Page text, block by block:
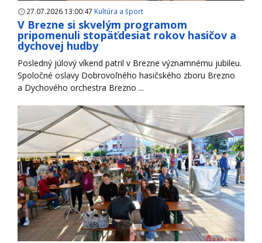
27.07.2026 13:00:47 Kultúra a šport
V Brezne si skvelým programom
pripomenuli stopäťdesiat rokov hasičov a
dychovej hudby
Posledný júlový víkend patril v Brezne významnému jubileu.
Spoločné oslavy Dobrovoľného hasičského zboru Brezno
a Dychového orchestra Brezno ...